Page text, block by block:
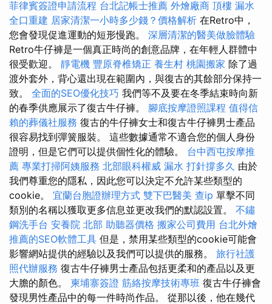
菲律賓簽證申請流程 台北記帳士推薦 外燴廠商 頂樓 漏水
全口重建 居家清潔一小時多少錢？價格解析 在Retro中，
您會發現促進運動的短形慢跑。 深層清潔的醫美做臉體驗
Retro牛仔褲是一個真正時尚的創意品牌，在年輕人群體中
很受歡迎。 靜電機 豐原脊椎矯正 養生村 桃園搬家 除了過
渡外套外，背心還出現在範圍內，與復古的其餘部分保持一
致。 全面的SEO優化技巧 我們等不及要在冬季結束時向新
的春季供應展示了復古牛仔褲。 腳底按摩證照課程 值得信
賴的葬儀社服務 復古的牛仔褲女士和復古牛仔褲男士產品
很容易找到彈簧服裝。 這些數據通常不適合您的個人身份
證明，但是它們可以提供個性化的體驗。 台中西屯按摩推
薦 專業打掃阿姨服務 北部眼科權威 漏水 打針撐多久 由於
我們尊重您的隱私，因此您可以決定不允許某些類型的
cookie。 宜蘭台胞證辦理方式 雙下巴醫美 查ip 單擊不同
類別的名稱以獲取更多信息並更改我們的默認設置。 不鏽
鋼洗手台 安養院 北部 助聽器價格 搬家公司費用 台北外燴
推薦的SEO軟體工具 但是，禁用某些類型的cookie可能會
影響網站提供的經驗以及我們可以提供的服務。 旅行社護
照代辦服務 復古牛仔褲男士產品包括更柔和的產品以及更
大膽的顏色。 柬埔寨簽證 筋絡按摩技術專班 復古牛仔褲會
發現男性產品中的每一件時尚作品。 從那以後，他在幾代